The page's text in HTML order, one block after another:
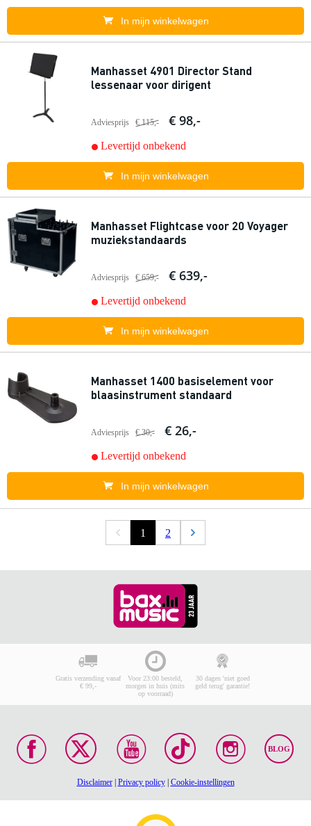
In mijn winkelwagen
Manhasset 4901 Director Stand
lessenaar voor dirigent
Adviesprijs € 115,- € 98,-
Levertijd onbekend
In mijn winkelwagen
Manhasset Flightcase voor 20 Voyager
muziekstandaards
Adviesprijs € 659,- € 639,-
Levertijd onbekend
In mijn winkelwagen
Manhasset 1400 basiselement voor
blaasinstrument standaard
Adviesprijs € 30,- € 26,-
Levertijd onbekend
In mijn winkelwagen
1 2
Gratis verzending vanaf
€ 99,-
Voor 23:00 besteld,
morgen in huis (mits
op voorraad)
30 dagen 'niet goed
geld terug' garantie!
BLOG
Disclaimer| Privacy policy| Cookie-instellingen